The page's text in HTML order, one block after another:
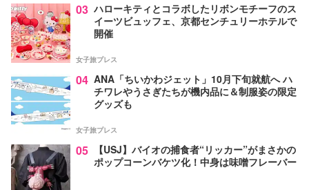
03 ハローキティとコラボしたリボンモチーフのス
イーツビュッフェ、京都センチュリーホテルで
開催
女子旅プレス
04 ANA「ちいかわジェット」10月下旬就航へ ハ
チワレやうさぎたちが機内品に＆制服姿の限定
グッズも
女子旅プレス
05
【USJ】バイオの捕食者“リッカー”がまさかの
ポップコーンバケツ化！中身は味噌フレーバー